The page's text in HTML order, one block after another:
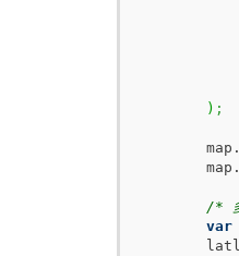
) ;
        map.
        map.
/*
var